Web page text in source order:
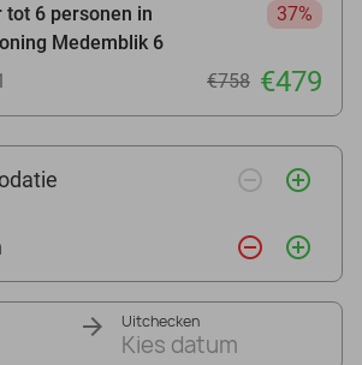
tot 6 personen in
Medemblik 6
37%
€758 €479
remove_circle_outline add_circle_outline
remove_circle_outline add_circle_outline
Uitchecken
Kies datum